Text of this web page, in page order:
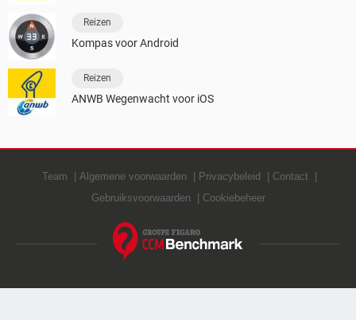
Reizen
Kompas voor Android
Reizen
ANWB Wegenwacht voor iOS
Team Algemene voorwaarden Privacybeleid
Contact
Gebruiksvoorwaarden
Cookiebeheer